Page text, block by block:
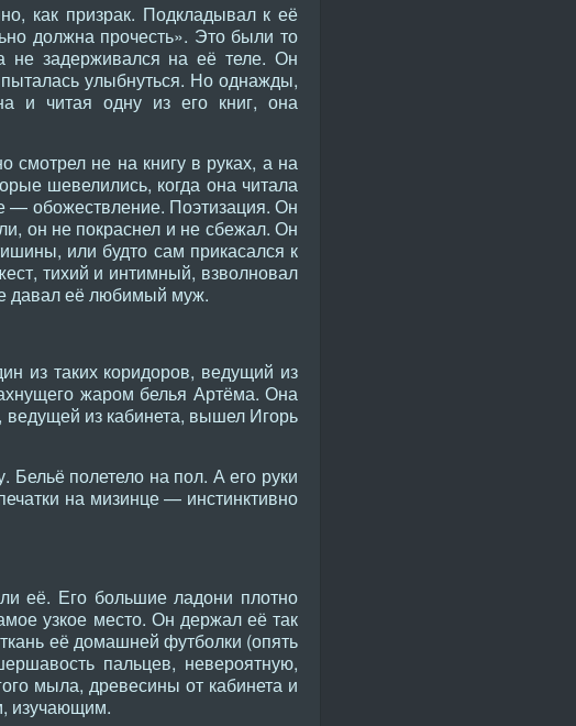
как призрак. Подкладывал к её
должна прочесть». Это были то
не задерживался на её теле. Он
улыбнуться. Но однажды,
и читая одну из его книг, она
смотрел не на книгу в руках, а на
шевелились, когда она читала
— обожествление. Поэтизация. Он
он не покраснел и не сбежал. Он
или будто сам прикасался к
тихий и интимный, взволновал
давал её любимый муж.
из таких коридоров, ведущий из
жаром белья Артёма. Она
ведущей из кабинета, вышел Игорь
Бельё полетело на пол. А его руки
на мизинце — инстинктивно
её. Его большие ладони плотно
узкое место. Он держал её так
её домашней футболки (опять
пальцев, невероятную,
мыла, древесины от кабинета и
изучающим.